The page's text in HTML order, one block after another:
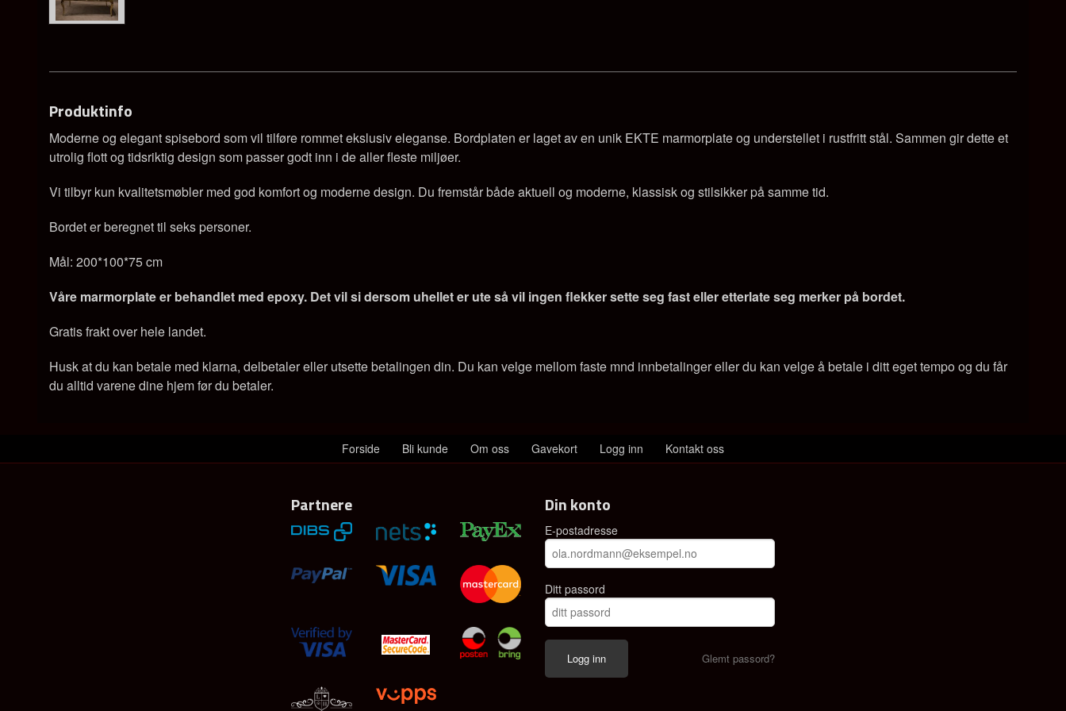
Produktinfo
Moderne og elegant spisebord som vil tilføre rommet ekslusiv eleganse. Bordplaten er laget av en unik EKTE marmorplate og understellet i rustfritt stål. Sammen gir dette et
utrolig flott og tidsriktig design som passer godt inn i de aller fleste miljøer.
Vi tilbyr kun kvalitetsmøbler med god komfort og moderne design. Du fremstår både aktuell og moderne, klassisk og stilsikker på samme tid.
Bordet er beregnet til seks personer.
Mål: 200*100*75 cm
Våre marmorplate er behandlet med epoxy. Det vil si dersom uhellet er ute så vil ingen flekker sette seg fast eller etterlate seg merker på bordet.
Gratis frakt over hele landet.
Husk at du kan betale med klarna, delbetaler eller utsette betalingen din. Du kan velge mellom faste mnd innbetalinger eller du kan velge å betale i ditt eget tempo og du får
du alltid varene dine hjem før du betaler.
Forside Bli kunde Om oss Gavekort Logg inn Kontakt oss
Partnere Din konto
E-postadresse
Ditt passord
Glemt passord?